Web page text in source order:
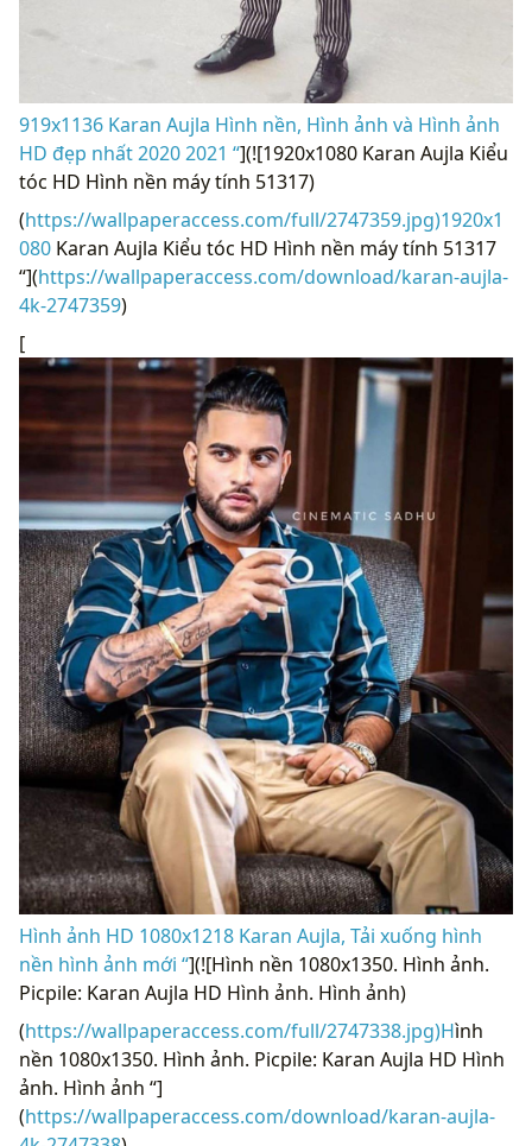
919x1136 Karan Aujla Hình nền, Hình ảnh và Hình ảnh
HD đẹp nhất 2020 2021 “](![1920x1080 Karan Aujla Kiểu
tóc HD Hình nền máy tính 51317)
(https://wallpaperaccess.com/full/2747359.jpg)1920x1
080 Karan Aujla Kiểu tóc HD Hình nền máy tính 51317
“](https://wallpaperaccess.com/download/karan-aujla-
4k-2747359)
[
Hình ảnh HD 1080x1218 Karan Aujla, Tải xuống hình
nền hình ảnh mới “](![Hình nền 1080x1350. Hình ảnh.
Picpile: Karan Aujla HD Hình ảnh. Hình ảnh)
(https://wallpaperaccess.com/full/2747338.jpg)Hình
nền 1080x1350. Hình ảnh. Picpile: Karan Aujla HD Hình
ảnh. Hình ảnh “]
(https://wallpaperaccess.com/download/karan-aujla-